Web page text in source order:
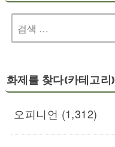
화제를 찾다(카테고리)
오피니언 (1,312)